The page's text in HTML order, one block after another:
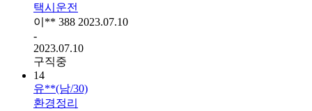
택시운전
이** 388 2023.07.10
-
2023.07.10
구직중
14
유**(남/30)
환경정리